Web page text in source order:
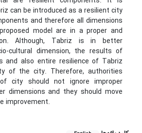
can be introduced as a resilient city
and therefore all dimensions
model are in a proper and
Although, Tabriz is in better
cultural dimension, the results of
and also entire resilience of Tabriz
of the city. Therefore, authorities
city should not ignore improper
dimensions and they should move
improvement.